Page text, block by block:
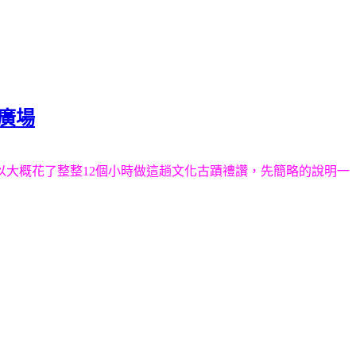
場
概花了整整12個小時做這趟文化古蹟禮讚，先簡略的說明一